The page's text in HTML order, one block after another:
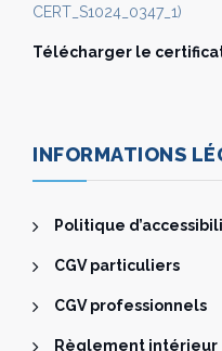
CERT_S1024_0347_1)
Télécharger le
INFORMATIONS
Politique
CGV particuliers
CGV professionnels
Règlement intérieur